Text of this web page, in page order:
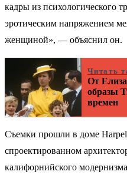
кадры из психологического
эротическим напряжением
женщиной», — объяснил он.
Читать
От
образы
времен
Съемки прошли в доме
спроектированном
калифорнийского